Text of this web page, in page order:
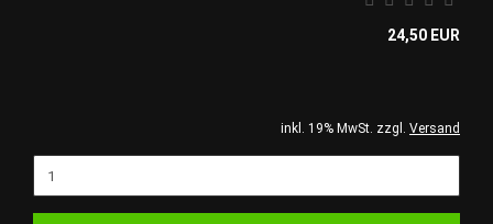
24,50 EUR
inkl. 19% MwSt. zzgl. Versand